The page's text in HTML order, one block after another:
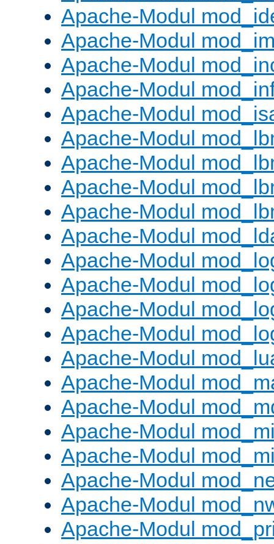
Apache-Modul
Apache-Modul
Apache-Modul
Apache-Modul
Apache-Modul
Apache-Modul
Apache-Modul
Apache-Modul
Apache-Modul
Apache-Modul
Apache-Modul
Apache-Modul
Apache-Modul
Apache-Modul
Apache-Modul
Apache-Modul
Apache-Modul
Apache-Modul
Apache-Modul
Apache-Modul
Apache-Modul
Apache-Modul